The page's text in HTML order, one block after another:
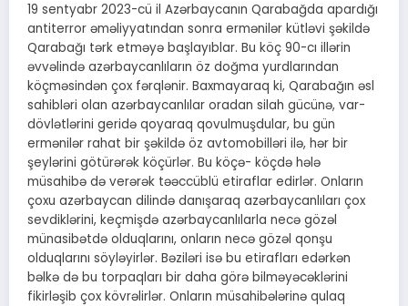
19 sentyabr 2023-cü il Azərbaycanın Qarabağda apardığı
antiterror əməliyyatından sonra ermənilər kütləvi şəkildə
Qarabağı tərk etməyə başlayıblar. Bu köç 90-cı illərin
əvvəlində azərbaycanlıların öz doğma yurdlarından
köçməsindən çox fərqlənir. Baxmayaraq ki, Qarabağın əsl
sahibləri olan azərbaycanlılar oradan silah gücünə, var-
dövlətlərini geridə qoyaraq qovulmuşdular, bu gün
ermənilər rahat bir şəkildə öz avtomobilləri ilə, hər bir
şeylərini götürərək köçürlər. Bu köçə- köçdə hələ
müsahibə də verərək təəccüblü etiraflar edirlər. Onların
çoxu azərbaycan dilində danışaraq azərbaycanlıları çox
sevdiklərini, keçmişdə azərbaycanlılarla necə gözəl
münasibətdə olduqlarını, onların necə gözəl qonşu
olduqlarını söyləyirlər. Bəziləri isə bu etirafları edərkən
bəlkə də bu torpaqları bir daha görə bilməyəcəklərini
fikirləşib çox kövrəlirlər. Onların müsahibələrinə qulaq